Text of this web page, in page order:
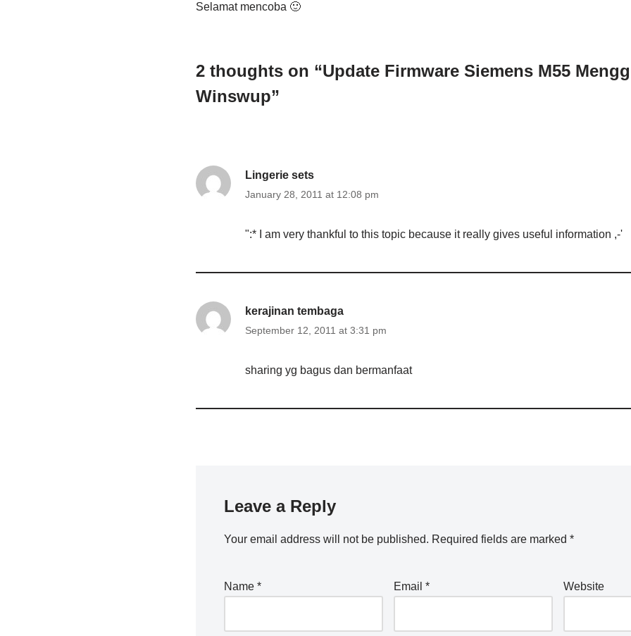
Selamat mencoba 🙂
2 thoughts on “Update Firmware Siemens M55
Winswup”
Lingerie sets
January 28, 2011 at 12:08 pm
":* I am very thankful to this topic because it really gives useful information ,-'
kerajinan tembaga
September 12, 2011 at 3:31 pm
sharing yg bagus dan bermanfaat
Leave a Reply
Your email address will not be published. Required fields are marked *
Name * Email * Website